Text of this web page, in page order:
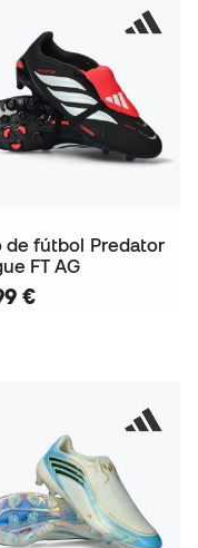
de fútbol Predator
FT AG
€